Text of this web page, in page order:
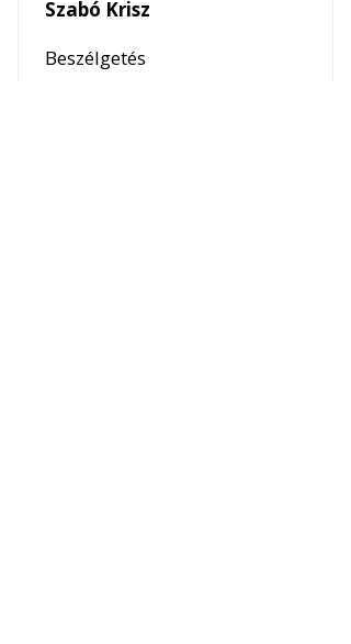
Szabó Krisz
Beszélgetés